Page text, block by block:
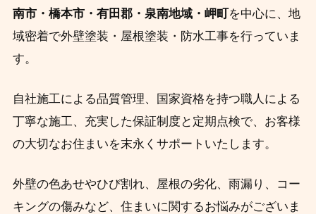
南市・橋本市・有田郡・泉南地域・岬町を中心に、地
域密着で外壁塗装・屋根塗装・防水工事を行っていま
す。
自社施工による品質管理、国家資格を持つ職人による
丁寧な施工、充実した保証制度と定期点検で、お客様
の大切なお住まいを末永くサポートいたします。
外壁の色あせやひび割れ、屋根の劣化、雨漏り、コー
キングの傷みなど、住まいに関するお悩みがございま